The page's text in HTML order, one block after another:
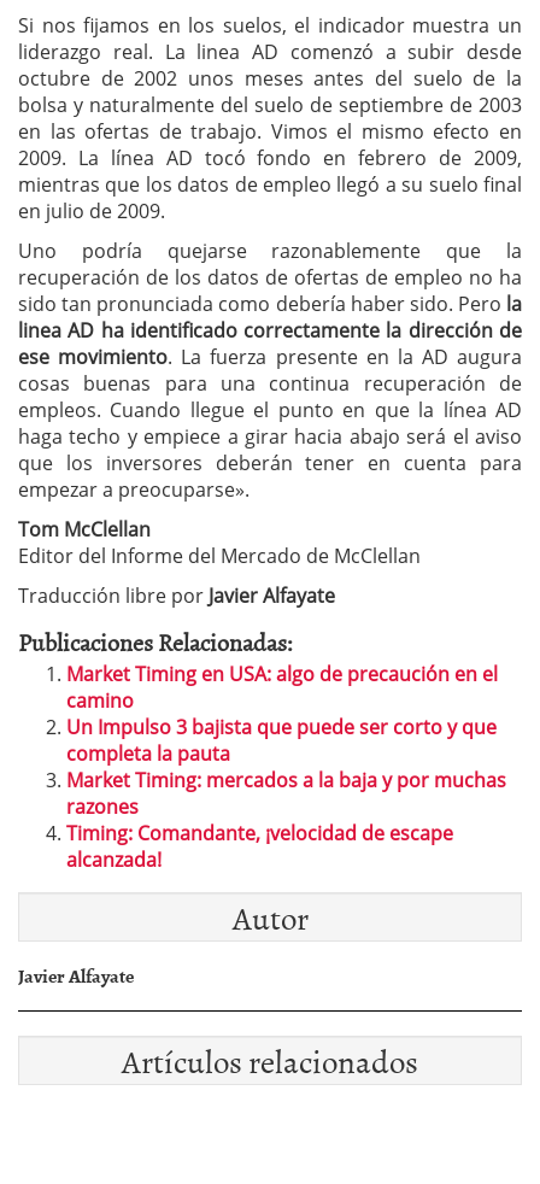
Si nos fijamos en los suelos, el indicador muestra un
liderazgo real. La linea AD comenzó a subir desde
octubre de 2002 unos meses antes del suelo de la
bolsa y naturalmente del suelo de septiembre de 2003
en las ofertas de trabajo. Vimos el mismo efecto en
2009. La línea AD tocó fondo en febrero de 2009,
mientras que los datos de empleo llegó a su suelo final
en julio de 2009.
Uno podría quejarse razonablemente que la
recuperación de los datos de ofertas de empleo no ha
sido tan pronunciada como debería haber sido. Pero la
linea AD ha identificado correctamente la dirección de
ese movimiento. La fuerza presente en la AD augura
cosas buenas para una continua recuperación de
empleos. Cuando llegue el punto en que la línea AD
haga techo y empiece a girar hacia abajo será el aviso
que los inversores deberán tener en cuenta para
empezar a preocuparse».
Tom McClellan
Editor del Informe del Mercado de McClellan
Traducción libre por Javier Alfayate
Publicaciones Relacionadas:
Market Timing en USA: algo de precaución en el
camino
Un Impulso 3 bajista que puede ser corto y que
completa la pauta
Market Timing: mercados a la baja y por muchas
razones
Timing: Comandante, ¡velocidad de escape
alcanzada!
Autor
Javier Alfayate
Artículos relacionados